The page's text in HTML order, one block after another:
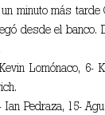
minuto más
desde el
Lomónaco, 6-
Pedraza, 15-